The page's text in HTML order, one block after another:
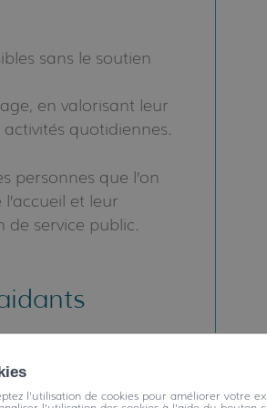
sans le soutien
en valorisant leur
quotidiennes.
personnes que l’on
et leur
service public.
accompagnement
l'utilisation de cookies pour améliorer votre